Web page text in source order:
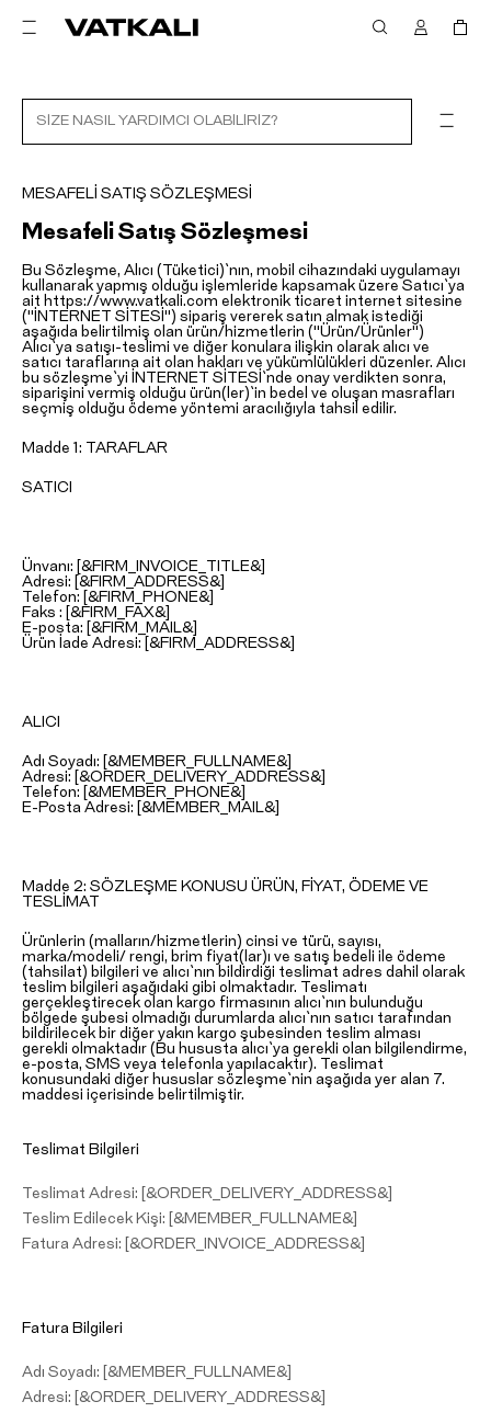
MESAFELI SATIŞ SÖZLEŞMESI
Mesafeli Satış Sözleşmesi
Bu Sözleşme, Alıcı (Tüketici)`nın, mobil cihazındaki uygulamayı
kullanarak yapmış olduğu işlemleride kapsamak üzere Satıcı`ya
ait https://www.vatkali.com elektronik ticaret internet sitesine
("İNTERNET SİTESİ") sipariş vererek satın almak istediği
aşağıda belirtilmiş olan ürün/hizmetlerin ("Ürün/Ürünler")
Alıcı`ya satışı-teslimi ve diğer konulara ilişkin olarak alıcı ve
satıcı taraflarına ait olan hakları ve yükümlülükleri düzenler. Alıcı
bu sözleşme`yi İNTERNET SİTESİ`nde onay verdikten sonra,
siparişini vermiş olduğu ürün(ler)`in bedel ve oluşan masrafları
seçmiş olduğu ödeme yöntemi aracılığıyla tahsil edilir.
Madde 1: TARAFLAR
SATICI
Ünvanı: [&FIRM_INVOICE_TITLE&]
Adresi: [&FIRM_ADDRESS&]
Telefon: [&FIRM_PHONE&]
Faks : [&FIRM_FAX&]
E-posta: [&FIRM_MAIL&]
Ürün İade Adresi: [&FIRM_ADDRESS&]
ALICI
Adı Soyadı: [&MEMBER_FULLNAME&]
Adresi: [&ORDER_DELIVERY_ADDRESS&]
Telefon: [&MEMBER_PHONE&]
E-Posta Adresi: [&MEMBER_MAIL&]
Madde 2: SÖZLEŞME KONUSU ÜRÜN, FİYAT, ÖDEME VE
TESLİMAT
Ürünlerin (malların/hizmetlerin) cinsi ve türü, sayısı,
marka/modeli/ rengi, brim fiyat(lar)ı ve satış bedeli ile ödeme
(tahsilat) bilgileri ve alıcı`nın bildirdiği teslimat adres dahil olarak
teslim bilgileri aşağıdaki gibi olmaktadır. Teslimatı
gerçekleştirecek olan kargo firmasının alıcı`nın bulunduğu
bölgede şubesi olmadığı durumlarda alıcı`nın satıcı tarafından
bildirilecek bir diğer yakın kargo şubesinden teslim alması
gerekli olmaktadır (Bu hususta alıcı`ya gerekli olan bilgilendirme,
e-posta, SMS veya telefonla yapılacaktır). Teslimat
konusundaki diğer hususlar sözleşme`nin aşağıda yer alan 7.
maddesi içerisinde belirtilmiştir.
Teslimat Bilgileri
Teslimat Adresi: [&ORDER_DELIVERY_ADDRESS&]
Teslim Edilecek Kişi: [&MEMBER_FULLNAME&]
Fatura Adresi: [&ORDER_INVOICE_ADDRESS&]
Fatura Bilgileri
Adı Soyadı: [&MEMBER_FULLNAME&]
Adresi: [&ORDER_DELIVERY_ADDRESS&]